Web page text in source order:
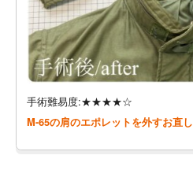
手術難易度:★★★★☆
M-65の肩のエポレットを外すお直し